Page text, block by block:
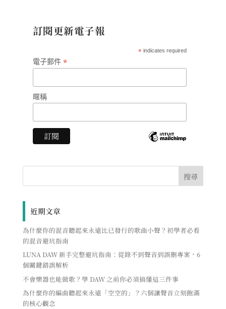
訂閱更新電子報
* indicates required
電子郵件 *
暱稱
近期文章
為什麼你的混音聽起來永遠比已發行的歌曲小聲？初學者必看
的混音避坑指南
LUNA DAW 新手完整避坑指南：從錄不到聲音到誤刪專案，6
個關鍵錯誤解析
不會樂器也能做歌？學 DAW 之前你必須搞懂這三件事
為什麼你的編曲聽起來永遠「空空的」？六個讓聲音立刻飽滿
的核心觀念